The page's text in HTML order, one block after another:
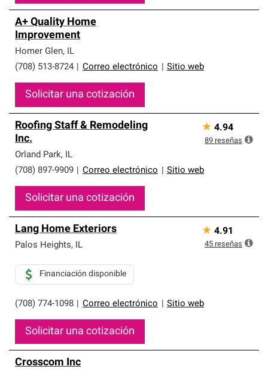
A+ Quality Home
Improvement
Homer Glen, IL
(708) 513-8724
Correo electrónico Sitio web
Solicitar una cotización
Roofing Staff & Remodeling
Inc.
Orland Park, IL
(708) 897-9909
Correo electrónico Sitio web
Solicitar una cotización
★ 4.94
89 reseñas
Lang Home Exteriors
Palos Heights, IL
(708) 774-1098 Correo electrónico Sitio web
Financiación disponible
Solicitar una cotización
★ 4.91
45 reseñas
Crosscom Inc